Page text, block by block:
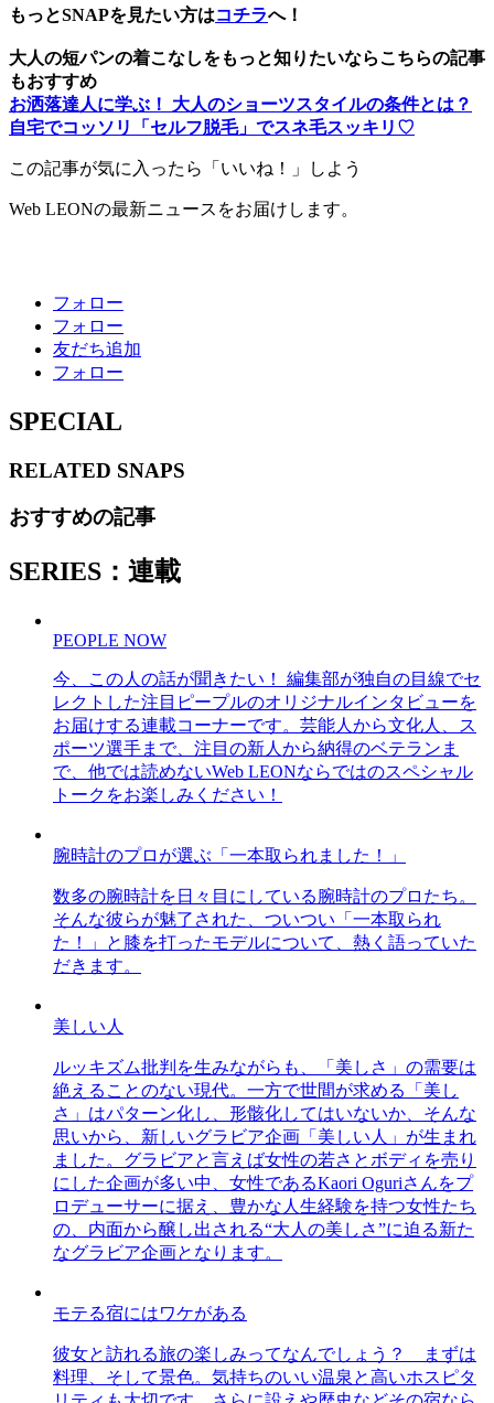
もっとSNAPを見たい方はコチラへ！
大人の短パンの着こなしをもっと知りたいならこちらの記事
もおすすめ
お洒落達人に学ぶ！ 大人のショーツスタイルの条件とは？
自宅でコッソリ「セルフ脱毛」でスネ毛スッキリ♡
この記事が気に入ったら「いいね！」しよう
Web LEONの最新ニュースをお届けします。
フォロー
フォロー
友だち追加
フォロー
SPECIAL
RELATED SNAPS
おすすめの記事
SERIES：連載
PEOPLE NOW
今、この人の話が聞きたい！ 編集部が独自の目線でセ
レクトした注目ピープルのオリジナルインタビューを
お届けする連載コーナーです。芸能人から文化人、ス
ポーツ選手まで、注目の新人から納得のベテランま
で、他では読めないWeb LEONならではのスペシャル
トークをお楽しみください！
腕時計のプロが選ぶ「一本取られました！」
数多の腕時計を日々目にしている腕時計のプロたち。
そんな彼らが魅了された、ついつい「一本取られ
た！」と膝を打ったモデルについて、熱く語っていた
だきます。
美しい人
ルッキズム批判を生みながらも、「美しさ」の需要は
絶えることのない現代。一方で世間が求める「美し
さ」はパターン化し、形骸化してはいないか、そんな
思いから、新しいグラビア企画「美しい人」が生まれ
ました。グラビアと言えば女性の若さとボディを売り
にした企画が多い中、女性であるKaori Oguriさんをプ
ロデューサーに据え、豊かな人生経験を持つ女性たち
の、内面から醸し出される“大人の美しさ”に迫る新た
なグラビア企画となります。
モテる宿にはワケがある
彼女と訪れる旅の楽しみってなんでしょう？ まずは
料理、そして景色。気持ちのいい温泉と高いホスピタ